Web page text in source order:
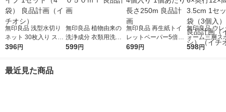
無印良品 浅型水切り
ネット 30枚入り スト
ッキングタイプ 1セッ
396円
無印良品 植物由来の
洗浄成分 衣類用洗剤
詰替え用 １０５０ｍ
599円
無印良品 再生紙トイ
レットペーパー5倍巻
シングル 4個入り 1個
699円
無印良品 ウレ
ォーム三層ス
個入 約幅6×
598円
最近見た商品